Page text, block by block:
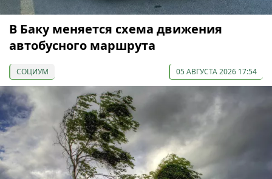
В Баку меняется схема движения
автобусного маршрута
СОЦИУМ 05 АВГУСТА 2026 17:54